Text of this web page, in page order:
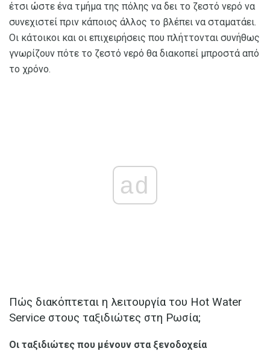
έτσι ώστε ένα τμήμα της πόλης να δει το ζεστό νερό να
συνεχιστεί πριν κάποιος άλλος το βλέπει να σταματάει.
Οι κάτοικοι και οι επιχειρήσεις που πλήττονται συνήθως
γνωρίζουν πότε το ζεστό νερό θα διακοπεί μπροστά από
το χρόνο.
ad
Πώς διακόπτεται η λειτουργία του Hot Water
Service στους ταξιδιώτες στη Ρωσία;
Οι ταξιδιώτες που μένουν στα ξενοδοχεία